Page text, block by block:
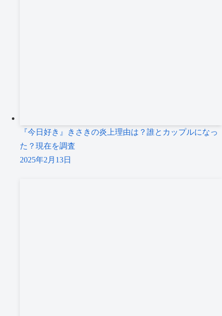
『今日好き』きさきの炎上理由は？誰とカップルになっ
た？現在を調査
2025年2月13日